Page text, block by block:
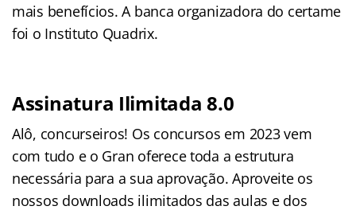
mais benefícios. A banca organizadora do certame
foi o Instituto Quadrix.
Assinatura Ilimitada 8.0
Alô, concurseiros! Os concursos em 2023 vem
com tudo e o Gran oferece toda a estrutura
necessária para a sua aprovação. Aproveite os
nossos downloads ilimitados das aulas e dos